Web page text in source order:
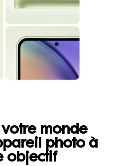
monde
photo à
objectif